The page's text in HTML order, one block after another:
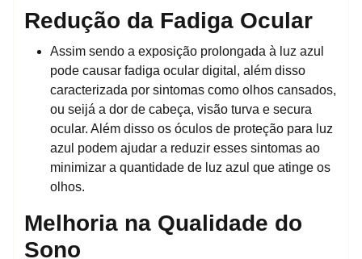
Redução da Fadiga Ocular
Assim sendo a exposição prolongada à luz azul
pode causar fadiga ocular digital, além disso
caracterizada por sintomas como olhos cansados,
ou seijá a dor de cabeça, visão turva e secura
ocular. Além disso os óculos de proteção para luz
azul podem ajudar a reduzir esses sintomas ao
minimizar a quantidade de luz azul que atinge os
olhos.
Melhoria na Qualidade do
Sono